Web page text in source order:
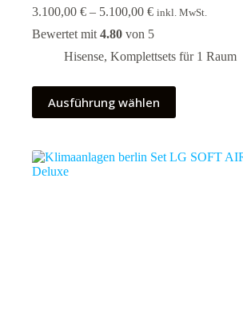
3.100,00 € – 5.100,00 €Preisspanne:
bis
5.100,00 €
inkl. MwSt.
Bewertet mit 4.80 von 5
Hisense, Komplettsets für 1 Raum
Ausführung wählen
Dieses
Produkt
weist
Varianten
auf.
Die